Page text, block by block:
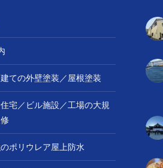
ての外壁塗装／屋根塗装
宅／ビル施設／工場の大規
ポリウレア屋上防水